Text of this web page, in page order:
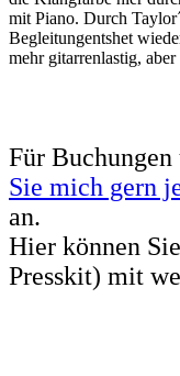
mit Piano. Durch
Begleitungentshet
mehr gitarrenlastig,
Für
Sie mich gern
an.
Hier können
Presskit) mit